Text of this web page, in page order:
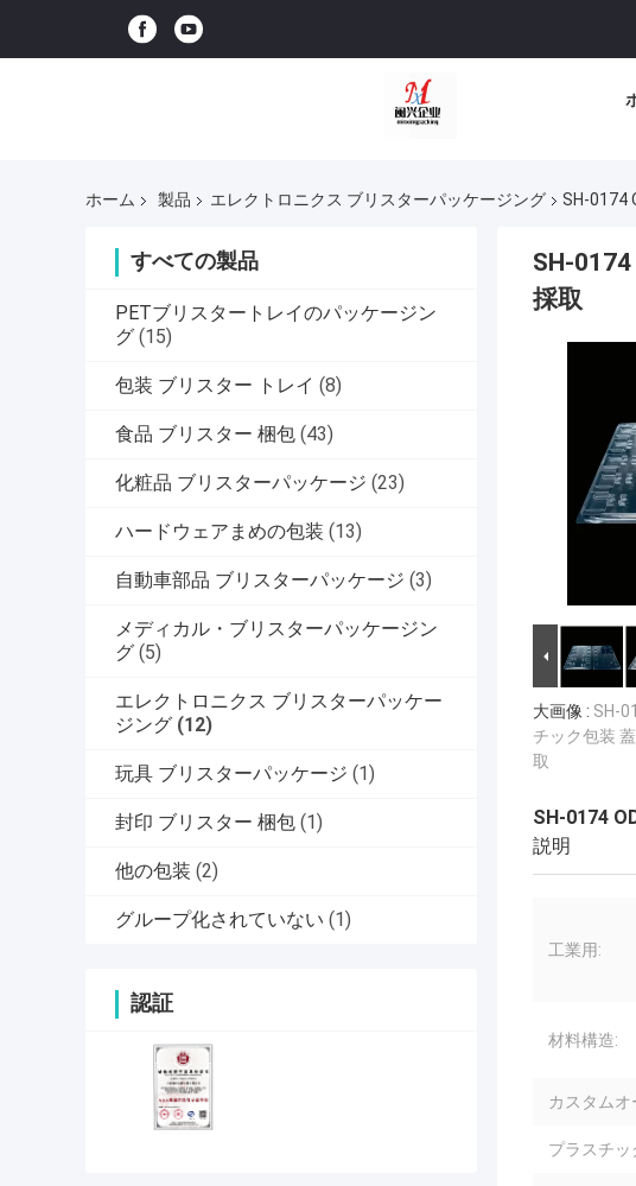
ホーム 製品 エレクトロニクス ブリスターパッケージング SH-0174
すべての製品
PETブリスタートレイのパッケージン
グ (15)
包装 ブリスター トレイ (8)
食品 ブリスター 梱包 (43)
化粧品 ブリスターパッケージ (23)
ハードウェアまめの包装 (13)
自動車部品 ブリスターパッケージ (3)
メディカル・ブリスターパッケージン
グ (5)
エレクトロニクス ブリスターパッケー
ジング (12)
玩具 ブリスターパッケージ (1)
封印 ブリスター 梱包 (1)
他の包装 (2)
グループ化されていない (1)
認証
SH-
採取
大画像 : SH-
チック包装
取
SH-0174
説明
工業用:
材料構造:
カスタムオ
プラスチッ